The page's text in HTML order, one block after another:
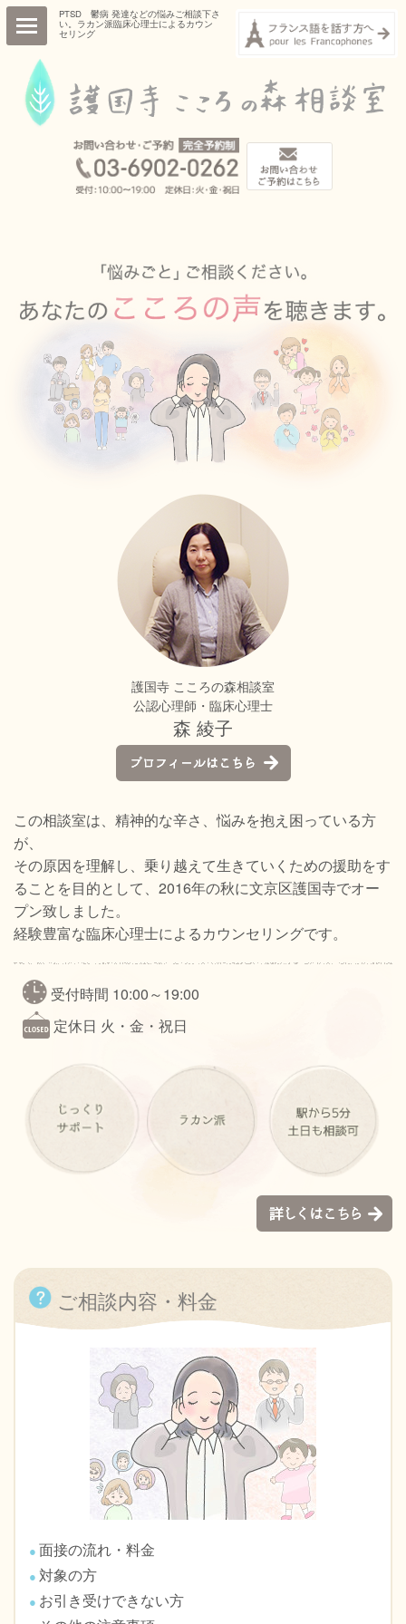
PTSD 鬱病 発達などの悩みご相談下さ
い。ラカン派臨床心理士によるカウン
セリング
護国寺 こころの森相談室
公認心理師・臨床心理士
森 綾子
この相談室は、精神的な辛さ、悩みを抱え困っている方
が、
その原因を理解し、乗り越えて生きていくための援助をす
ることを目的として、2016年の秋に文京区護国寺でオー
プン致しました。
経験豊富な臨床心理士によるカウンセリングです。
受付時間 10:00～19:00
定休日 火・金・祝日
ご相談内容・料金
面接の流れ・料金
対象の方
お引き受けできない方
ごあいさつ
コラム
ご予約・お問い合わせ
サイトマップ
プライバシーポリシー